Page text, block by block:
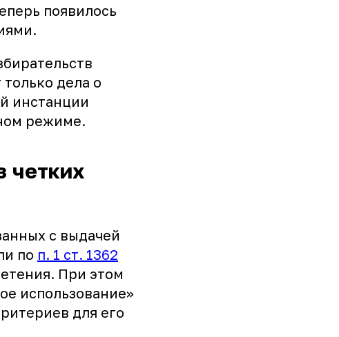
появилось
дела о
инстанции
режиме.
четких
с выдачей
по п. 1 ст. 1362
При этом
использование»
для его